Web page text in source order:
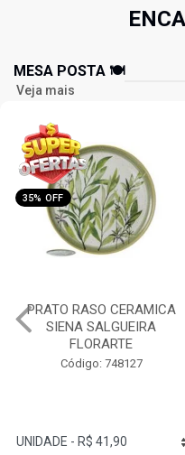
MESA POSTA 🍽️
Veja mais
35% OFF
PRATO RASO CERAMICA
SIENA SALGUEIRA
FLORARTE
Código: 748127